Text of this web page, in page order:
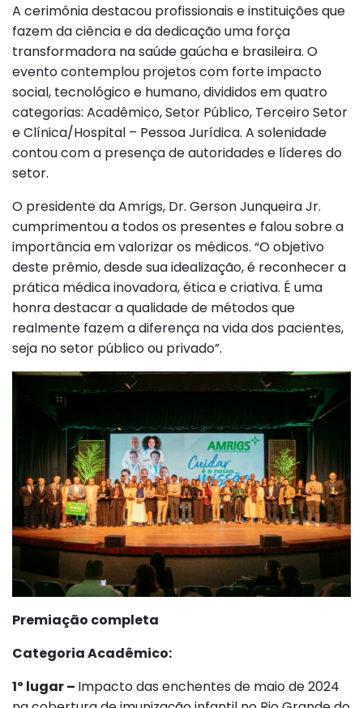
A cerimônia destacou profissionais e instituições que
fazem da ciência e da dedicação uma força
transformadora na saúde gaúcha e brasileira. O
evento contemplou projetos com forte impacto
social, tecnológico e humano, divididos em quatro
categorias: Acadêmico, Setor Público, Terceiro Setor
e Clínica/Hospital – Pessoa Jurídica. A solenidade
contou com a presença de autoridades e líderes do
setor.
O presidente da Amrigs, Dr. Gerson Junqueira Jr.
cumprimentou a todos os presentes e falou sobre a
importância em valorizar os médicos. “O objetivo
deste prêmio, desde sua idealização, é reconhecer a
prática médica inovadora, ética e criativa. É uma
honra destacar a qualidade de métodos que
realmente fazem a diferença na vida dos pacientes,
seja no setor público ou privado”.
Premiação completa
Categoria Acadêmico:
1º lugar – Impacto das enchentes de maio de 2024